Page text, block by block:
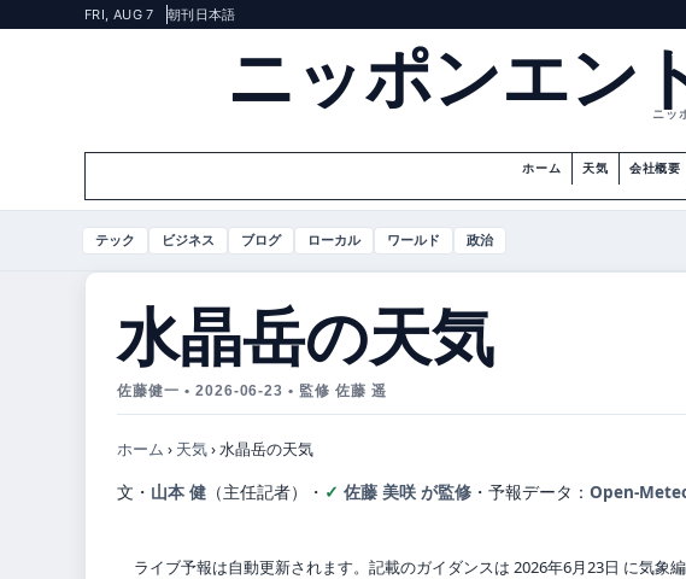
FRI, AUG 7 朝刊 日本語
ニッポンエン
ニッ
ホーム 天気 会社概要
テック ビジネス ブログ ローカル ワールド 政治
水晶岳の天気
佐藤健一 • 2026-06-23 • 監修 佐藤 遥
ホーム › 天気›水晶岳の天気
文・ 山本 健 （主任記者） ・ 佐藤 美咲 が監修 ・ 予報データ： Open-
ライブ予報は自動更新されます。記載のガイダンスは 2026年6月23日 に気象